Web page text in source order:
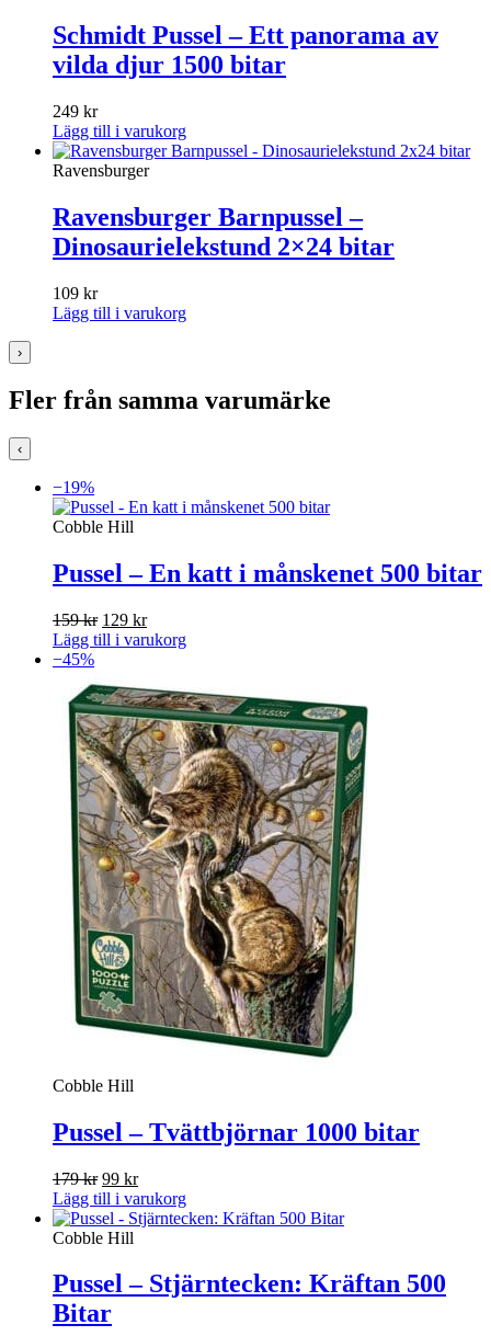
Schmidt Pussel – Ett panorama av
vilda djur 1500 bitar
249 kr
Lägg till i varukorg
Ravensburger
Ravensburger Barnpussel –
Dinosaurielekstund 2×24 bitar
109 kr
Lägg till i varukorg
›
Fler från samma varumärke
‹
−19%
Cobble Hill
Pussel – En katt i månskenet 500 bitar
159kr Det
ursprungliga
159 kr.
129 krDet
nuvarande
129 kr.
Lägg till i varukorg
−45%
Cobble Hill
Pussel – Tvättbjörnar 1000 bitar
179kr Det
ursprungliga
priset
var:
99 krDet
nuvarande
priset
Lägg till i varukorg
Cobble Hill
Pussel – Stjärntecken: Kräftan 500
Bitar